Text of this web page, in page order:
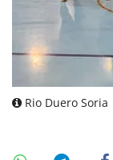
Rio Duero Soria